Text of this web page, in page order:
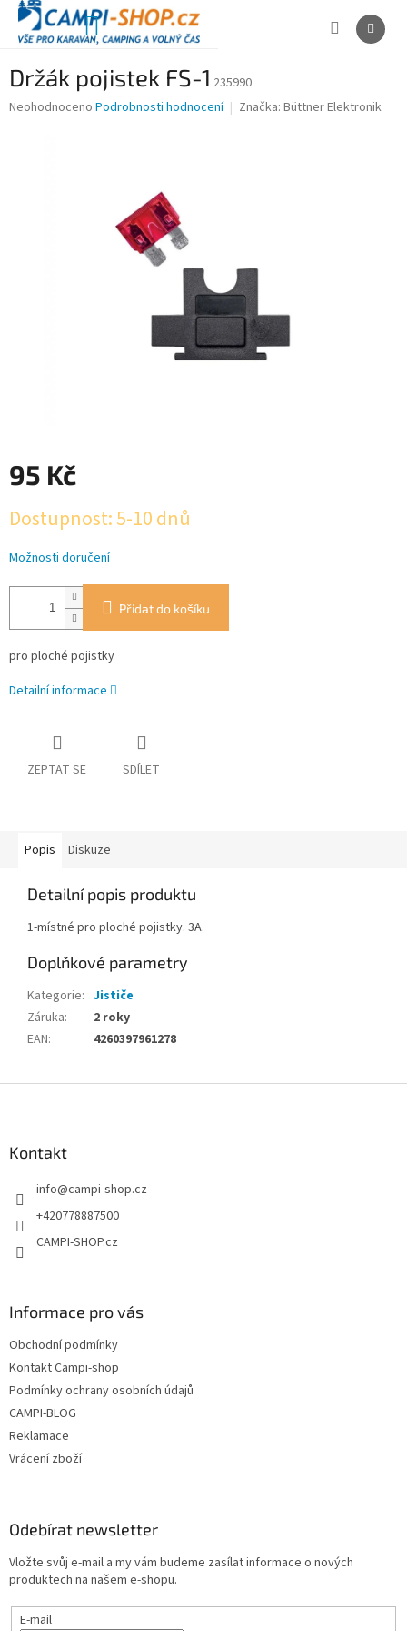
Přejít
obsah
NÁKUPNÍ
Držák pojistek FS-1 235990
Průměrné
Neohodnoceno Podrobnosti hodnocení Značka: Büttner Elektronik
95 Kč
cena:
Dostupnost: 5-10 dnů
Možnosti doručení
Přidat do košíku
pro ploché pojistky
Detailní informace
ZEPTAT SE SDÍLET
Popis Diskuze
Detailní popis produktu
1-místné pro ploché pojistky. 3A.
Doplňkové parametry
Kategorie: Jističe
Záruka:
2 roky
EAN: 4260397961278
Kontakt
info@campi-shop.cz
+420778887500
CAMPI-SHOP.cz
Informace pro vás
Obchodní podmínky
Kontakt Campi-shop
Podmínky ochrany osobních údajů
CAMPI-BLOG
Reklamace
Vrácení zboží
Odebírat newsletter
Vložte svůj e-mail a my vám budeme zasílat informace o nových
produktech na našem e-shopu.
E-mail